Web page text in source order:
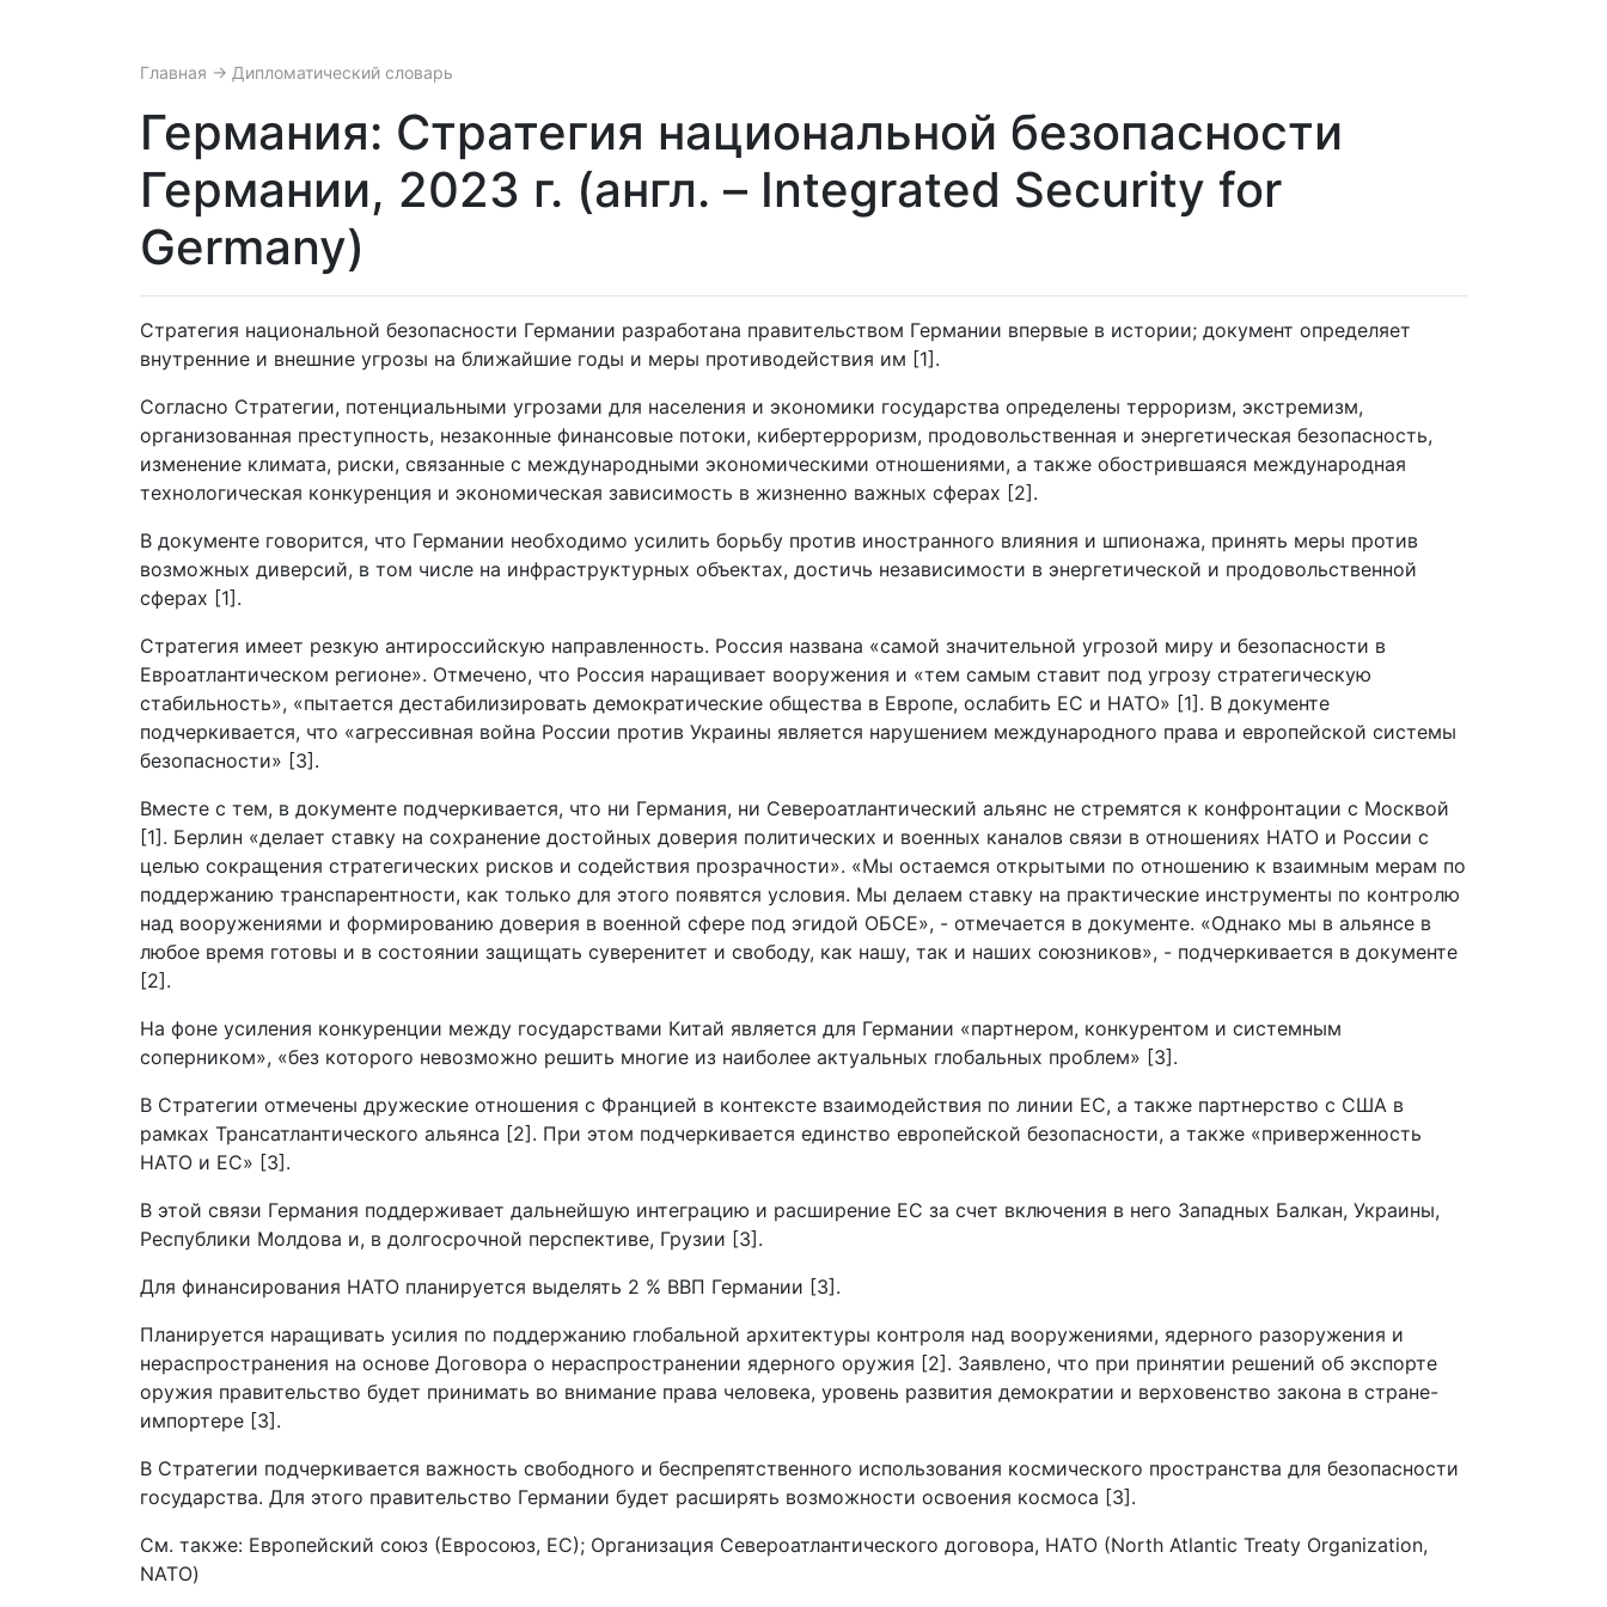
Главная → Дипломатический словарь
Германия: Cтратегия национальной безопасности
Германии, 2023 г. (англ. – Integrated Security for
Germany)
Стратегия национальной безопасности Германии разработана правительством Германии впервые в истории; документ определяет
внутренние и внешние угрозы на ближайшие годы и меры противодействия им [1].
Согласно Стратегии, потенциальными угрозами для населения и экономики государства определены терроризм, экстремизм,
организованная преступность, незаконные финансовые потоки, кибертерроризм, продовольственная и энергетическая безопасность,
изменение климата, риски, связанные с международными экономическими отношениями, а также обострившаяся международная
технологическая конкуренция и экономическая зависимость в жизненно важных сферах [2].
В документе говорится, что Германии необходимо усилить борьбу против иностранного влияния и шпионажа, принять меры против
возможных диверсий, в том числе на инфраструктурных объектах, достичь независимости в энергетической и продовольственной
сферах [1].
Стратегия имеет резкую антироссийскую направленность. Россия названа «самой значительной угрозой миру и безопасности в
Евроатлантическом регионе». Отмечено, что Россия наращивает вооружения и «тем самым ставит под угрозу стратегическую
стабильность», «пытается дестабилизировать демократические общества в Европе, ослабить ЕС и НАТО» [1]. В документе
подчеркивается, что «агрессивная война России против Украины является нарушением международного права и европейской системы
безопасности» [3].
Вместе с тем, в документе подчеркивается, что ни Германия, ни Североатлантический альянс не стремятся к конфронтации с Москвой
[1]. Берлин «делает ставку на сохранение достойных доверия политических и военных каналов связи в отношениях НАТО и России с
целью сокращения стратегических рисков и содействия прозрачности». «Мы остаемся открытыми по отношению к взаимным мерам по
поддержанию транспарентности, как только для этого появятся условия. Мы делаем ставку на практические инструменты по контролю
над вооружениями и формированию доверия в военной сфере под эгидой ОБСЕ», - отмечается в документе. «Однако мы в альянсе в
любое время готовы и в состоянии защищать суверенитет и свободу, как нашу, так и наших союзников», - подчеркивается в документе
[2].
На фоне усиления конкуренции между государствами Китай является для Германии «партнером, конкурентом и системным
соперником», «без которого невозможно решить многие из наиболее актуальных глобальных проблем» [3].
В Стратегии отмечены дружеские отношения с Францией в контексте взаимодействия по линии ЕС, а также партнерство с США в
рамках Трансатлантического альянса [2]. При этом подчеркивается единство европейской безопасности, а также «приверженность
НАТО и ЕС» [3].
В этой связи Германия поддерживает дальнейшую интеграцию и расширение ЕС за счет включения в него Западных Балкан, Украины,
Республики Молдова и, в долгосрочной перспективе, Грузии [3].
Для финансирования НАТО планируется выделять 2 % ВВП Германии [3].
Планируется наращивать усилия по поддержанию глобальной архитектуры контроля над вооружениями, ядерного разоружения и
нераспространения на основе Договора о нераспространении ядерного оружия [2]. Заявлено, что при принятии решений об экспорте
оружия правительство будет принимать во внимание права человека, уровень развития демократии и верховенство закона в стране-
импортере [3].
В Стратегии подчеркивается важность свободного и беспрепятственного использования космического пространства для безопасности
государства. Для этого правительство Германии будет расширять возможности освоения космоса [3].
См. также: Европейский союз (Евросоюз, ЕС); Организация Североатлантического договора, НАТО (North Atlantic Treaty Organization,
NATO)